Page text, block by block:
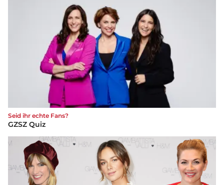
Seid ihr echte Fans?
GZSZ Quiz